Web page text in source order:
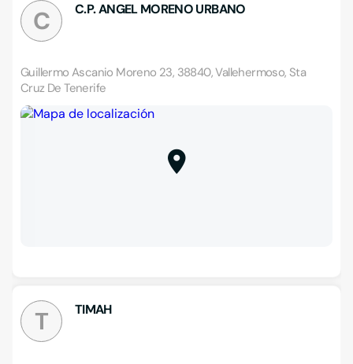
C C.P. ANGEL MORENO URBANO
Guillermo Ascanio Moreno 23, 38840, Vallehermoso, Sta
Cruz De Tenerife
T TIMAH